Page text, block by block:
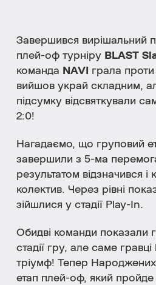
Завершився вирішальний
плей-оф турніру BLAST
команда NAVI грала проти
вийшов украй складним,
підсумку відсвяткували
2:0!
Нагадаємо, що груповий
завершили з 5-ма
результатом відзначився і
колектив. Через рівні
зійшлися у стадії Play-In.
Обидві команди показали
стадії гру, але саме гравці
тріумф! Тепер
етап плей-оф, який пройде